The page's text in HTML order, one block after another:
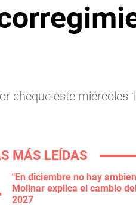
cheque este miércoles
MÁS LEÍDAS
"En diciembre no hay
Molinar explica el cambio
2027